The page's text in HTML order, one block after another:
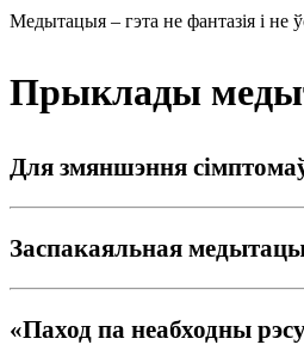
Медытацыя – гэта не фантазія і не
Прыклады
Для змяншэння
Заспакаяльная
«Паход па неабходны